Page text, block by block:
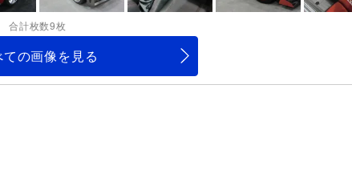
合計枚数9枚
の画像を見る